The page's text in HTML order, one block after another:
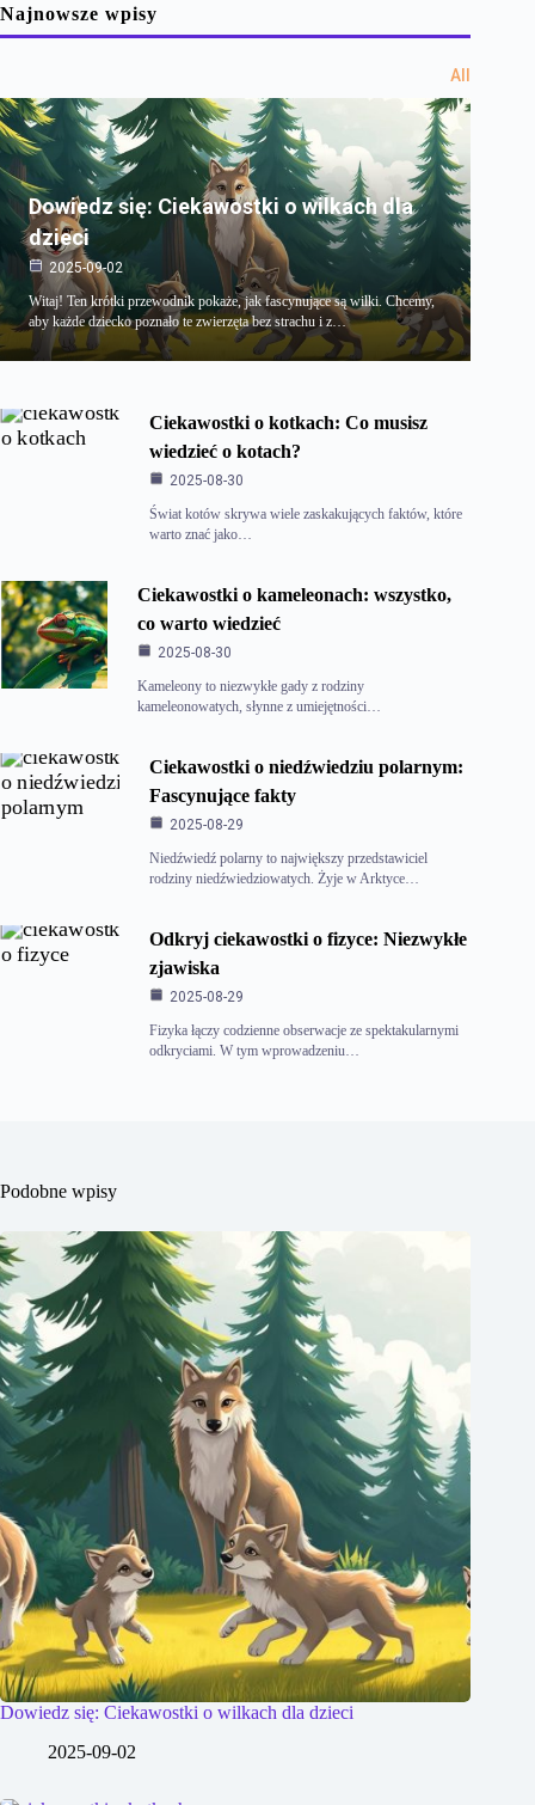
Najnowsze wpisy
All
Dowiedz się: Ciekawostki o wilkach dla
dzieci
2025-09-02
Witaj! Ten krótki przewodnik pokaże, jak fascynujące są wilki. Chcemy,
aby każde dziecko poznało te zwierzęta bez strachu i z…
Ciekawostki o kotkach: Co musisz
wiedzieć o kotach?
2025-08-30
Świat kotów skrywa wiele zaskakujących faktów, które
warto znać jako…
Ciekawostki o kameleonach: wszystko,
co warto wiedzieć
2025-08-30
Kameleony to niezwykłe gady z rodziny
kameleonowatych, słynne z umiejętności…
Ciekawostki o niedźwiedziu polarnym:
Fascynujące fakty
2025-08-29
Niedźwiedź polarny to największy przedstawiciel
rodziny niedźwiedziowatych. Żyje w Arktyce…
Odkryj ciekawostki o fizyce: Niezwykłe
zjawiska
2025-08-29
Fizyka łączy codzienne obserwacje ze spektakularnymi
odkryciami. W tym wprowadzeniu…
Podobne wpisy
Dowiedz się: Ciekawostki o wilkach dla dzieci
2025-09-02